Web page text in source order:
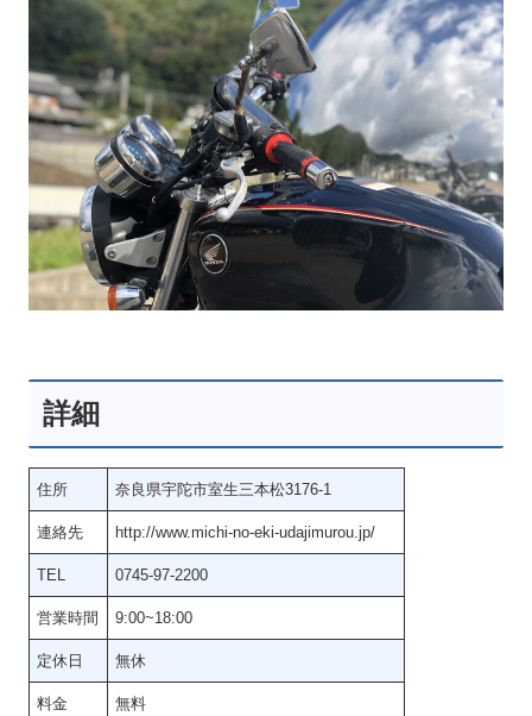
詳細
住所 奈良県宇陀市室生三本松3176-1
連絡先 http://www.michi-no-eki-udajimurou.jp/
TEL 0745-97-2200
営業時間 9:00~18:00
定休日 無休
料金 無料